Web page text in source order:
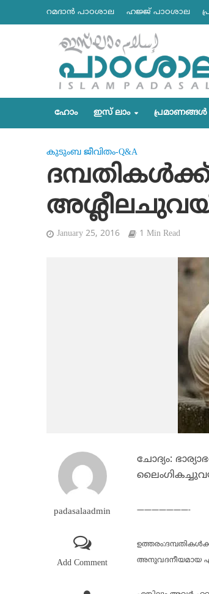
റമദാന്‍ പാഠശാല ഹജ്ജ് പാഠശാല
ഹോം ഇസ് ലാം പ്രമാണങ്ങള്‍
കുടുംബ ജീവിതം-Q&A
January 25, 2016 1 Min Read
padasalaadmin
Add Comment
ചോദ്യം:
———————-
ഉത്തരം:
അനുവദനീയമായ